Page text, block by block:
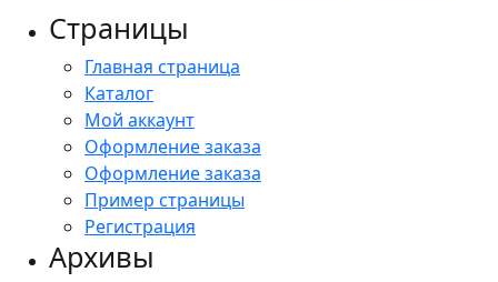
Страницы
Главная страница
Каталог
Мой аккаунт
Оформление заказа
Оформление заказа
Пример страницы
Регистрация
Архивы